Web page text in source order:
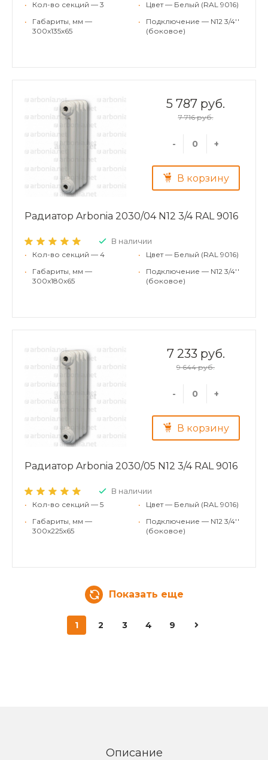
•
Кол-во секций — 3
•
Габариты, мм —
300x135x65
•
Цвет — Белый (RAL 9016)
•
Подключение — N12 3/4''
(боковое)
5 787 руб.
7 716 руб.
- +
В корзину
Радиатор Arbonia 2030/04 N12 3/4 RAL 9016
В наличии
•
Кол-во секций — 4
•
Габариты, мм —
300x180x65
•
Цвет — Белый (RAL 9016)
•
Подключение — N12 3/4''
(боковое)
7 233 руб.
9 644 руб.
- +
В корзину
Радиатор Arbonia 2030/05 N12 3/4 RAL 9016
В наличии
•
Кол-во секций — 5
•
Габариты, мм —
300x225x65
•
Цвет — Белый (RAL 9016)
•
Подключение — N12 3/4''
(боковое)
Показать еще
1 2 3 4 9
Описание